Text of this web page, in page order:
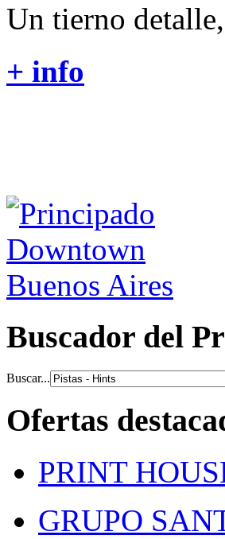
Un tierno
+ info
Buscador del
Buscar...
Ofertas
PRINT
GRUPO